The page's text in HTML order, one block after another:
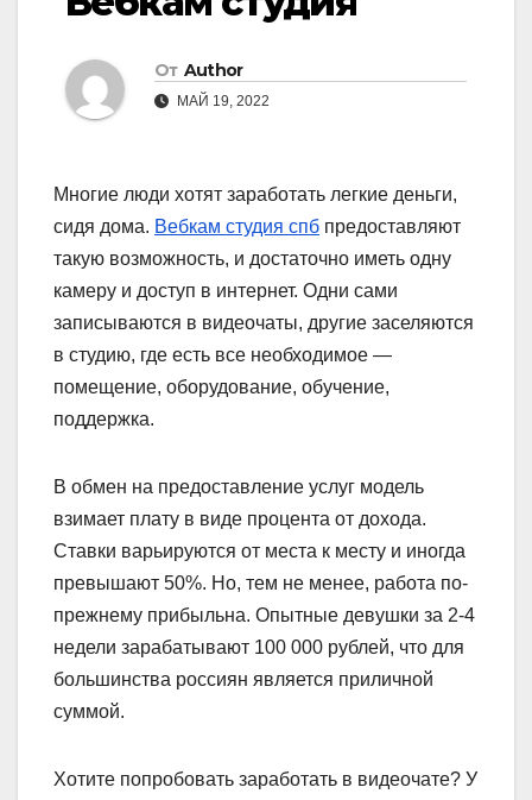
От Author
МАЙ 19, 2022
Многие люди хотят заработать легкие деньги,
сидя дома. Вебкам студия спб предоставляют
такую ​​возможность, и достаточно иметь одну
камеру и доступ в интернет. Одни сами
записываются в видеочаты, другие заселяются
в студию, где есть все необходимое —
помещение, оборудование, обучение,
поддержка.
В обмен на предоставление услуг модель
взимает плату в виде процента от дохода.
Ставки варьируются от места к месту и иногда
превышают 50%. Но, тем не менее, работа по-
прежнему прибыльна. Опытные девушки за 2-4
недели зарабатывают 100 000 рублей, что для
большинства россиян является приличной
суммой.
Хотите попробовать заработать в видеочате? У